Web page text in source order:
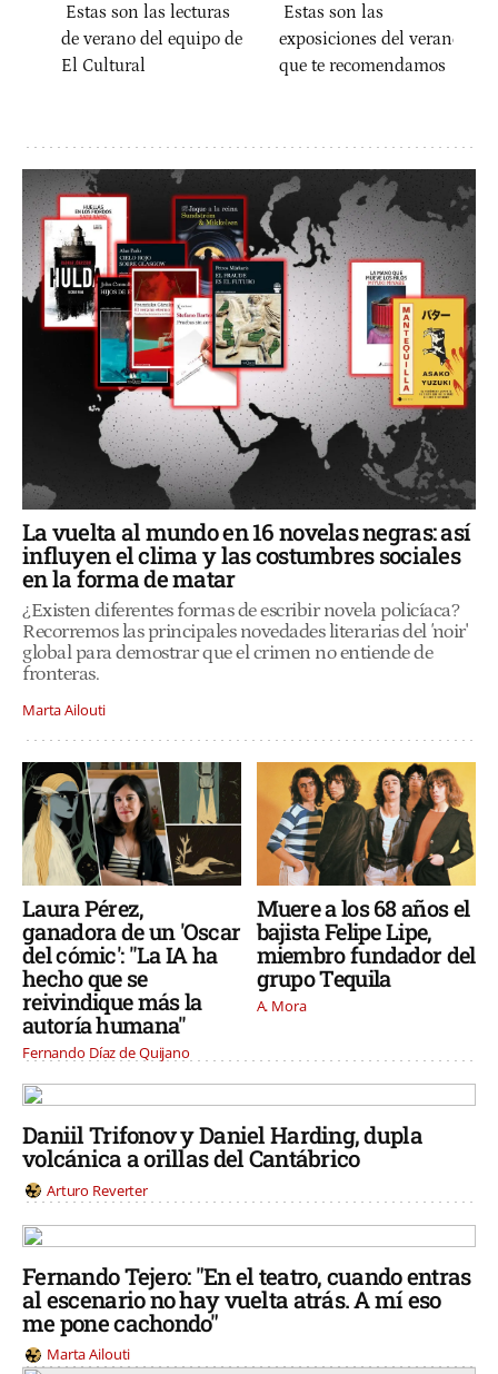
Estas son las lecturas
de verano del equipo de
El Cultural
Estas son las
exposiciones del verano
que te recomendamos
La vuelta al mundo en 16 novelas negras: así
influyen el clima y las costumbres sociales
en la forma de matar
¿Existen diferentes formas de escribir novela policíaca?
Recorremos las principales novedades literarias del'noir'
global para demostrar que el crimen no entiende de
fronteras.
Marta Ailouti
Laura Pérez,
ganadora de un 'Oscar
del cómic': "La IA ha
hecho que se
reivindique más la
autoría humana"
Fernando Díaz de Quijano
Muere a los 68 años el
bajista Felipe Lipe,
miembro fundador del
grupo Tequila
A. Mora
Daniil Trifonov y Daniel Harding, dupla
volcánica a orillas del Cantábrico
Arturo Reverter
Fernando Tejero: "En el teatro, cuando entras
al escenario no hay vuelta atrás. A mí eso
me pone cachondo"
Marta Ailouti